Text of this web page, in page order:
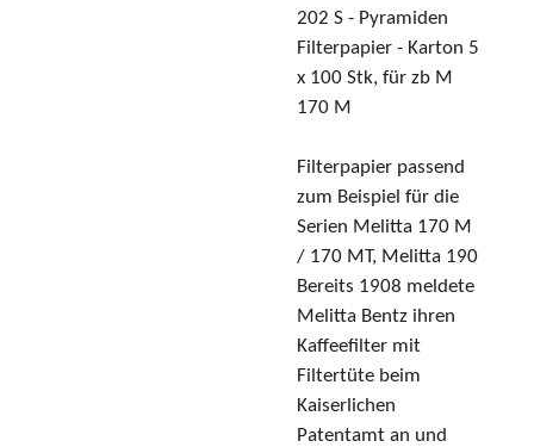
202 S - Pyramiden
Filterpapier - Karton 5
x 100 Stk, für zb M
170 M
Filterpapier passend
zum Beispiel für die
Serien Melitta 170 M
/ 170 MT, Melitta 190
Bereits 1908 meldete
Melitta Bentz ihren
Kaffeefilter mit
Filtertüte beim
Kaiserlichen
Patentamt an und